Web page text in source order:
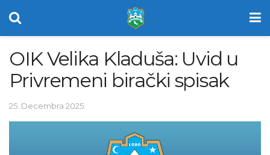
OIK Velika Kladuša: Uvid u
Privremeni birački spisak
25. Decembra 2025.